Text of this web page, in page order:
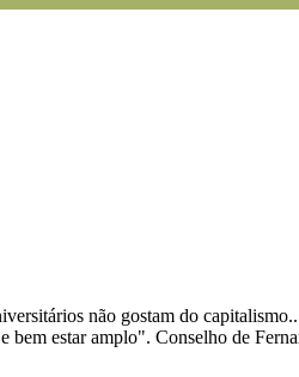
não gostam do
bem estar amplo". Conselho de